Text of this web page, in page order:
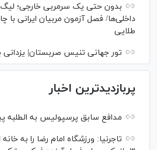
بدون حتی یک سرمربی خارجی؛ لیگ
داخلی‌ها/ فصل آزمون مربیان ایرانی با
طلایی
تور جهانی تنیس صربستان| یزدانی به جمع ۴ نفر
پربازدیدترین اخبار
مدافع سابق پرسپولیس به الطلبه
تاجرنیا: ورزشگاه امام رضا را به